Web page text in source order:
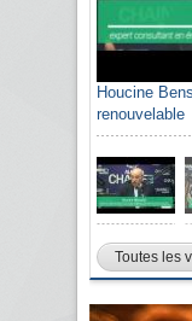
Houcine
renouvelable
Toutes les